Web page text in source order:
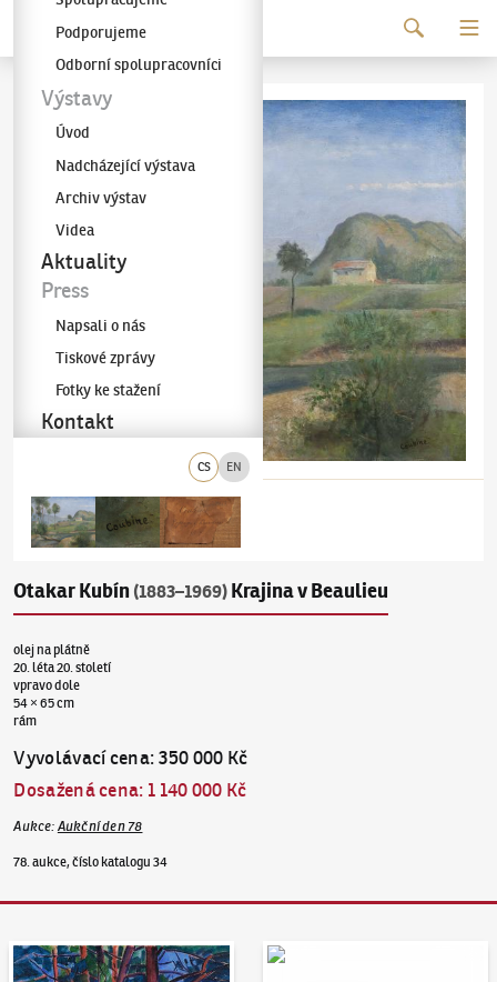
Galerie KODL
CS EN
Podporujeme
Odborní spolupracovníci
Výstavy
Úvod
Nadcházející výstava
Archiv výstav
Videa
Aktuality
Press
Napsali o nás
Tiskové zprávy
Fotky ke stažení
Kontakt
Otakar Kubín (1883–1969) Krajina v Beaulieu
olej na plátně
20. léta 20. století
vpravo dole
54 × 65 cm
rám
Vyvolávací cena:350 000 Kč
Dosažená cena: 1 140 000 Kč
Aukce: Aukční den 78
78. aukce, číslo katalogu 34
Aukční den 95 Dražit online - Artslimit